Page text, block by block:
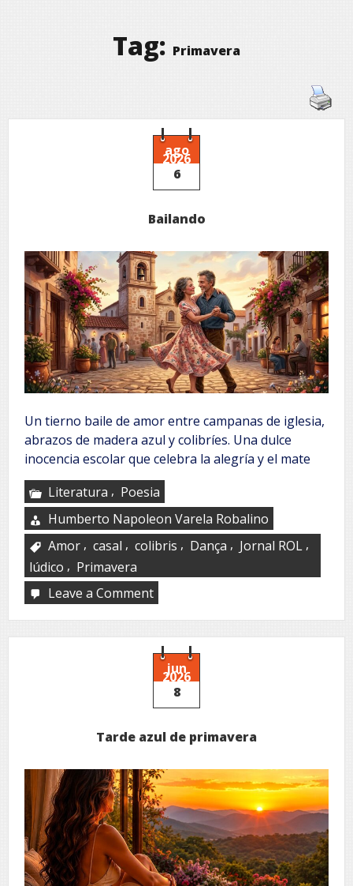
Tag: Primavera
ago
2026
6
Bailando
Un tierno baile de amor entre campanas de iglesia,
abrazos de madera azul y colibríes. Una dulce
inocencia escolar que celebra la alegría y el mate
Literatura , Poesia
Humberto Napoleon Varela Robalino
Amor , casal , colibris , Dança , Jornal ROL ,
lúdico , Primavera
Leave a Commenton
jun
2026
8
Tarde azul de primavera